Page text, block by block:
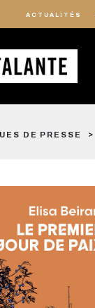
ACTUALITÉS
DE PRESSE